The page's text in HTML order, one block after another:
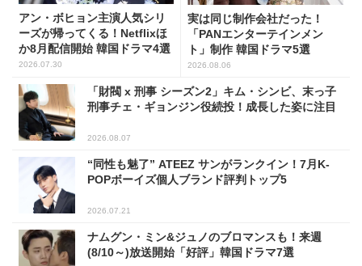
アン・ボヒョン主演人気シリ
ーズが帰ってくる！Netflixほ
か8月配信開始 韓国ドラマ4選
2026.07.30
実は同じ制作会社だった！
「PANエンターテインメン
ト」制作 韓国ドラマ5選
2026.08.06
「財閥 x 刑事 シーズン2」キム・シンビ、末っ子
刑事チェ・ギョンジン役続投！成長した姿に注目
2026.08.07
“同性も魅了” ATEEZ サンがランクイン！7月K-
POPボーイズ個人ブランド評判トップ5
2026.07.21
ナムグン・ミン&ジュノのブロマンスも！来週
(8/10～)放送開始「好評」韓国ドラマ7選